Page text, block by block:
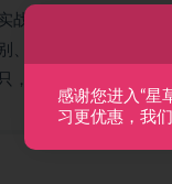
战宝典。它深入浅出
、追踪和捕捉技巧。
，乘风破浪，勇往直
感谢您进入“星
习更优惠，我